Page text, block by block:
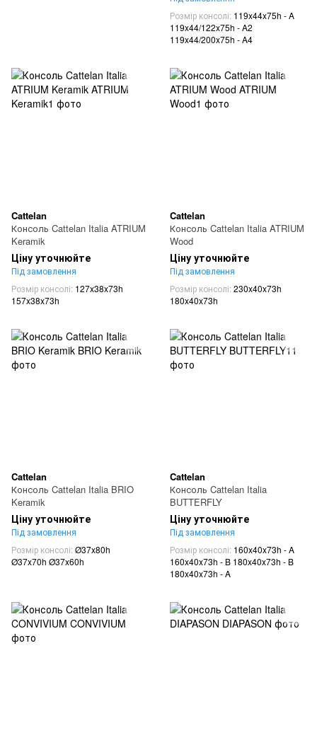
Розмір консолі 119x44x75h - A
119x44/122x75h - A2
119x44/200x75h - A4
Cattelan
Консоль Cattelan Italia ATRIUM
Keramik
Ціну уточнюйте
Під замовлення
Розмір консолі 127x38x73h
157x38x73h
Cattelan
Консоль Cattelan Italia ATRIUM
Wood
Ціну уточнюйте
Під замовлення
Розмір консолі 230x40x73h
180x40x73h
Cattelan
Консоль Cattelan Italia BRIO
Keramik
Ціну уточнюйте
Під замовлення
Розмір консолі Ø37x80h
Ø37x70h Ø37x60h
Cattelan
Консоль Cattelan Italia
BUTTERFLY
Ціну уточнюйте
Під замовлення
Розмір консолі 160x40x73h - A
160x40x73h - B 180x40x73h - B
180x40x73h - A